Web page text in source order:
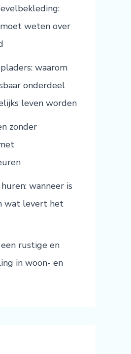
weten over
waarom
onderdeel
leven worden
zonder
wanneer is
wat levert het
rustige en
in woon- en